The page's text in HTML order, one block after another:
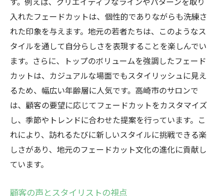
入れたフェードカットは、個性的でありながらも洗練さ
れた印象を与えます。地元の若者たちは、このようなス
タイルを通して自分らしさを表現することを楽しんでい
ます。さらに、トップのボリュームを強調したフェード
カットは、カジュアルな場面でもスタイリッシュに見え
るため、幅広い年齢層に人気です。高崎市のサロンで
は、顧客の要望に応じてフェードカットをカスタマイズ
し、季節やトレンドに合わせた提案を行っています。こ
れにより、訪れるたびに新しいスタイルに挑戦できる楽
しさがあり、地元のフェードカット文化の進化に貢献し
ています。
顧客の声とスタイリストの視点